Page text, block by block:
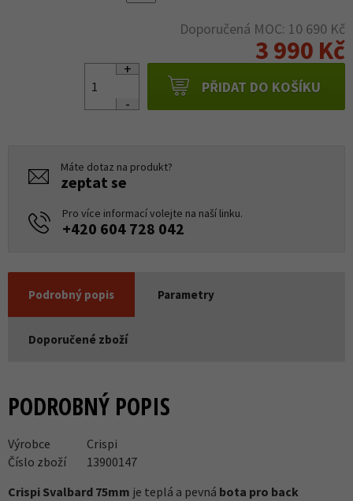
Doporučená MOC: 10 690 Kč
3 990 Kč
PŘIDAT DO KOŠÍKU
Máte dotaz na produkt?
zeptat se
Pro více informací volejte na naší linku.
+420 604 728 042
Podrobný popis Parametry
Doporučené zboží
PODROBNÝ POPIS
Výrobce
Crispi
Číslo zboží
13900147
Crispi Svalbard 75mm je teplá a pevná bota pro back